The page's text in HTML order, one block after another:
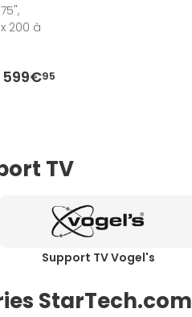
200 à
599€95
TV
Support TV Vogel's
StarTech.com